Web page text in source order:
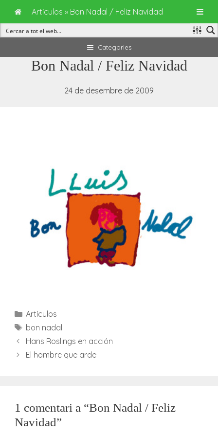
al
contingut
Categories
Bon Nadal / Feliz Navidad
24 de desembre de 2009
Categories
Artículos
Etiquetes
bon nadal
Hans Roslings en acción
El hombre que arde
1 comentari a “Bon Nadal / Feliz
Navidad”
Artículos » Bon Nadal / Feliz Navidad